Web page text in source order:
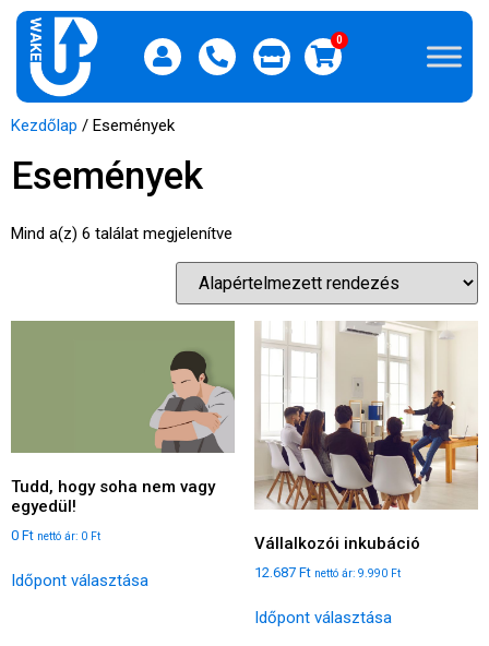
0
Kezdőlap / Események
Események
Mind a(z) 6 találat megjelenítve
Tudd, hogy soha nem vagy
egyedül!
0 Ft nettó ár: 0 Ft
Időpont választása
Vállalkozói inkubáció
12.687 Ft nettó ár: 9.990 Ft
Időpont választása